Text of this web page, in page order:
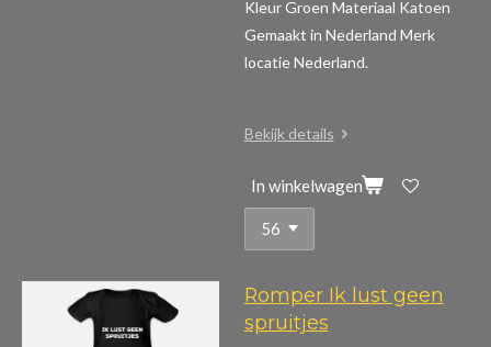
Kleur Groen Materiaal Katoen
Gemaakt in Nederland Merk
locatie Nederland.
Bekijk details
In winkelwagen
Romper Ik lust geen
spruitjes